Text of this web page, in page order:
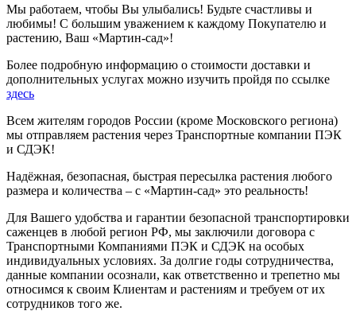
Мы работаем, чтобы Вы улыбались! Будьте счастливы и
любимы! С большим уважением к каждому Покупателю и
растению, Ваш «Мартин-сад»!
Более подробную информацию о стоимости доставки и
дополнительных услугах можно изучить пройдя по ссылке
здесь
Всем жителям городов России (кроме Московского региона)
мы отправляем растения через Транспортные компании ПЭК
и СДЭК!
Надёжная, безопасная, быстрая пересылка растения любого
размера и количества – с «Мартин-сад» это реальность!
Для Вашего удобства и гарантии безопасной транспортировки
саженцев в любой регион РФ, мы заключили договора с
Транспортными Компаниями ПЭК и СДЭК на особых
индивидуальных условиях. За долгие годы сотрудничества,
данные компании осознали, как ответственно и трепетно мы
относимся к своим Клиентам и растениям и требуем от их
сотрудников того же.